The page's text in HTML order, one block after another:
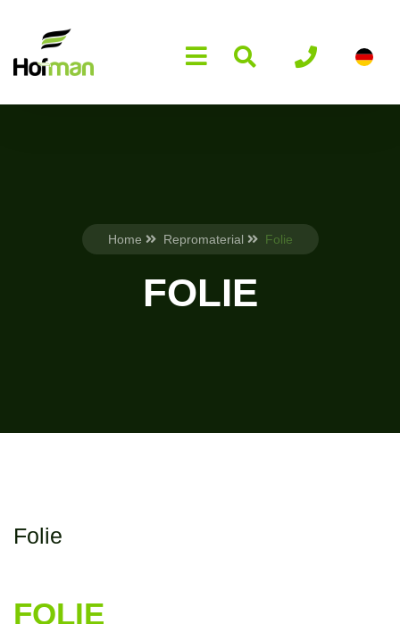
Home Repromaterial Folie
FOLIE
Folie
FOLIE